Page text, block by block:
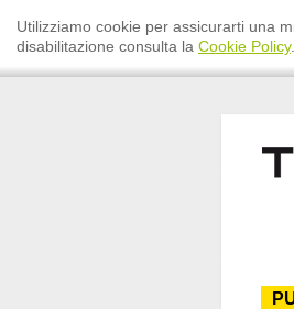
Utilizziamo cookie per assicurarti una
disabilitazione consulta la Cookie Policy